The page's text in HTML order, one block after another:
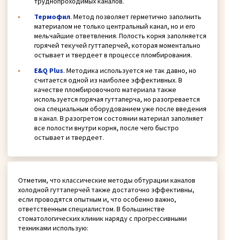
Термофил. Метод позволяет герметично заполнить
материалом не только центральный канал, но и его
мельчайшие ответвления. Полость корня заполняется
горячей текучей гуттаперчей, которая моментально
остывает и твердеет в процессе пломбирования.
E&Q Plus. Методика используется не так давно, но
считается одной из наиболее эффективных. В
качестве пломбировочного материала также
используется горячая гуттаперча, но разогревается
она специальным оборудованием уже после введения
в канал. В разогретом состоянии материал заполняет
все полости внутри корня, после чего быстро
остывает и твердеет.
Отметим, что классические методы обтурации каналов
холодной гуттаперчей также достаточно эффективны,
если проводятся опытным и, что особенно важно,
ответственным специалистом. В большинстве
стоматологических клиник наряду с прогрессивными
техниками использую: